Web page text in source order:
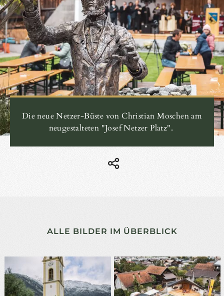
Die neue Netzer-Büste von Christian Moschen am
neugestalteten "Josef Netzer Platz".
ALLE BILDER IM ÜBERBLICK